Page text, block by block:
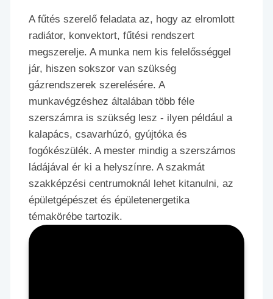
A fűtés szerelő feladata az, hogy az elromlott
radiátor, konvektort, fűtési rendszert
megszerelje. A munka nem kis felelősséggel
jár, hiszen sokszor van szükség
gázrendszerek szerelésére. A
munkavégzéshez általában több féle
szerszámra is szükség lesz - ilyen például a
kalapács, csavarhúzó, gyújtóka és
fogókészülék. A mester mindig a szerszámos
ládájával ér ki a helyszínre. A szakmát
szakképzési centrumoknál lehet kitanulni, az
épületgépészet és épületenergetika
témakörébe tartozik.